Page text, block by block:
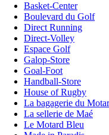
Basket-Center
Boulevard du Golf
Direct Running
Direct-Volley
Espace Golf
Galop-Store
Goal-Foot
Handball-Store
House of Rugby
La bagagerie du
La sellerie de Maé
Le Motard Bleu